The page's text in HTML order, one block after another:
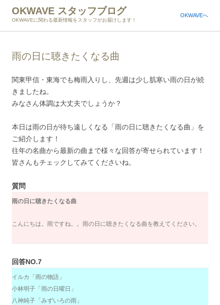
OKWAVE スタッフブログ
OKWAVEに関わる最新情報をスタッフがお届けします！
OKWAVEへ
雨の日に聴きたくなる曲
関東甲信・東海でも梅雨入りし、先週は少し肌寒い雨の日が続
きましたね。
みなさん体調は大丈夫でしょうか？
本日は雨の日が待ち遠しくなる「雨の日に聴きたくなる曲」を
ご紹介します！
往年の名曲から最新の曲まで様々な回答が寄せられています！
皆さんもチェックしてみてくださいね。
質問
雨の日に聴きたくなる曲
こんにちは。雨ですね。。雨の日に聴きたくなる曲を教えてください。
回答NO.7
イルカ「雨の物語」
小林明子「雨の日曜日」
八神純子「みずいろの雨」